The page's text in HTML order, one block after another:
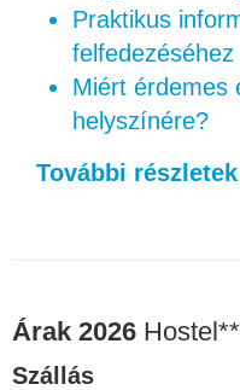
Praktikus
felfedezéséhez
Miért érdemes
helyszínére?
További
Árak 2026
Szállás